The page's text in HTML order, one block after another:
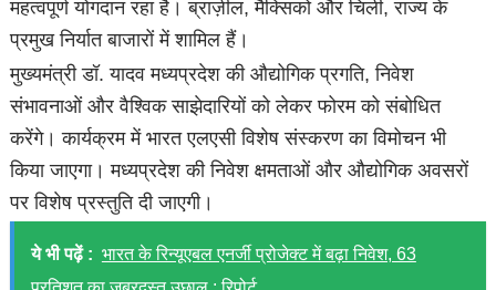
महत्वपूर्ण योगदान रहा है। ब्राज़ील, मैक्सिको और चिली, राज्य के
प्रमुख निर्यात बाजारों में शामिल हैं।
मुख्यमंत्री डॉ. यादव मध्यप्रदेश की औद्योगिक प्रगति, निवेश
संभावनाओं और वैश्विक साझेदारियों को लेकर फोरम को संबोधित
करेंगे। कार्यक्रम में भारत एलएसी विशेष संस्करण का विमोचन भी
किया जाएगा। मध्यप्रदेश की निवेश क्षमताओं और औद्योगिक अवसरों
पर विशेष प्रस्तुति दी जाएगी।
ये भी पढ़ें : भारत के रिन्यूएबल एनर्जी प्रोजेक्ट में बढ़ा निवेश, 63